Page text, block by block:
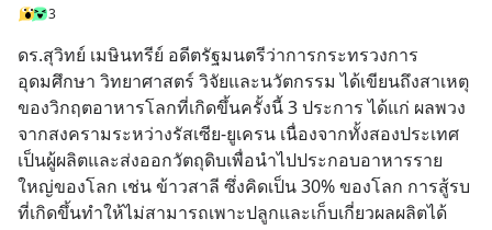
3
ดร.สุวิทย์ เมษินทรีย์ อดีตรัฐมนตรีว่าการกระทรวงการ
อุดมศึกษา วิทยาศาสตร์ วิจัยและนวัตกรรม ได้เขียนถึงสาเหตุ
ของวิกฤตอาหารโลกที่เกิดขึ้นครั้งนี้ 3 ประการ ได้แก่ ผลพวง
จากสงครามระหว่างรัสเซีย-ยูเครน เนื่องจากทั้งสองประเทศ
เป็นผู้ผลิตและส่งออกวัตถุดิบเพื่อนำไปประกอบอาหารราย
ใหญ่ของโลก เช่น ข้าวสาลี ซึ่งคิดเป็น 30% ของโลก การสู้รบ
ที่เกิดขึ้นทำให้ไม่สามารถเพาะปลูกและเก็บเกี่ยวผลผลิตได้